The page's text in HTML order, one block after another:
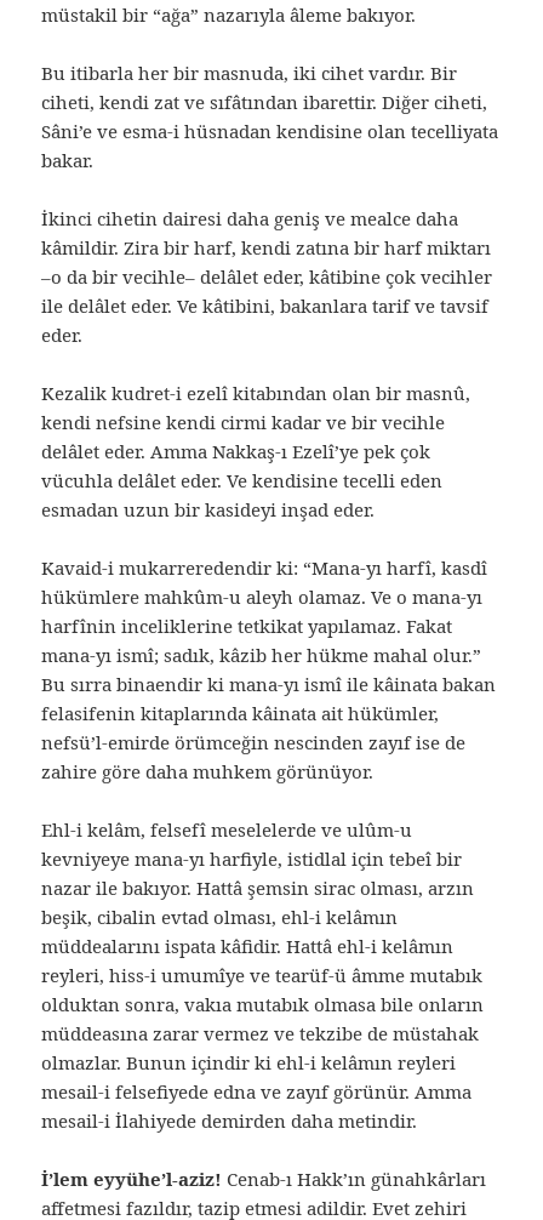
müstakil bir “ağa” nazarıyla âleme bakıyor.
Bu itibarla her bir masnuda, iki cihet vardır. Bir
ciheti, kendi zat ve sıfâtından ibarettir. Diğer ciheti,
Sâni’e ve esma-i hüsnadan kendisine olan tecelliyata
bakar.
İkinci cihetin dairesi daha geniş ve mealce daha
kâmildir. Zira bir harf, kendi zatına bir harf miktarı
–o da bir vecihle– delâlet eder, kâtibine çok vecihler
ile delâlet eder. Ve kâtibini, bakanlara tarif ve tavsif
eder.
Kezalik kudret-i ezelî kitabından olan bir masnû,
kendi nefsine kendi cirmi kadar ve bir vecihle
delâlet eder. Amma Nakkaş-ı Ezelî’ye pek çok
vücuhla delâlet eder. Ve kendisine tecelli eden
esmadan uzun bir kasideyi inşad eder.
Kavaid-i mukarreredendir ki: “Mana-yı harfî, kasdî
hükümlere mahkûm-u aleyh olamaz. Ve o mana-yı
harfînin inceliklerine tetkikat yapılamaz. Fakat
mana-yı ismî; sadık, kâzib her hükme mahal olur.”
Bu sırra binaendir ki mana-yı ismî ile kâinata bakan
felasifenin kitaplarında kâinata ait hükümler,
nefsü’l-emirde örümceğin nescinden zayıf ise de
zahire göre daha muhkem görünüyor.
Ehl-i kelâm, felsefî meselelerde ve ulûm-u
kevniyeye mana-yı harfiyle, istidlal için tebeî bir
nazar ile bakıyor. Hattâ şemsin sirac olması, arzın
beşik, cibalin evtad olması, ehl-i kelâmın
müddealarını ispata kâfidir. Hattâ ehl-i kelâmın
reyleri, hiss-i umumîye ve tearüf-ü âmme mutabık
olduktan sonra, vakıa mutabık olmasa bile onların
müddeasına zarar vermez ve tekzibe de müstahak
olmazlar. Bunun içindir ki ehl-i kelâmın reyleri
mesail-i felsefiyede edna ve zayıf görünür. Amma
mesail-i İlahiyede demirden daha metindir.
İ’lem eyyühe’l-aziz! Cenab-ı Hakk’ın günahkârları
affetmesi fazıldır, tazip etmesi adildir. Evet zehiri